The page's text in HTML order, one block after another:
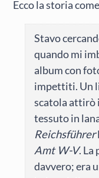
Ecco la storia
Stavo
quando mi
album con
impettiti. Un
scatola attirò
tessuto in
Reichsführer
Amt W-V. La
davvero; era